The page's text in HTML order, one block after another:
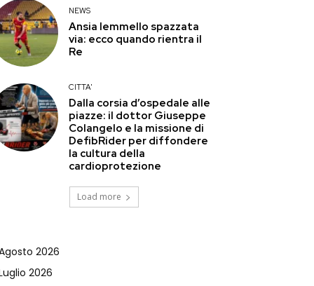
NEWS
Ansia Iemmello spazzata
via: ecco quando rientra il
Re
CITTA'
Dalla corsia d’ospedale alle
piazze: il dottor Giuseppe
Colangelo e la missione di
DefibRider per diffondere
la cultura della
cardioprotezione
Load more
2026
2026